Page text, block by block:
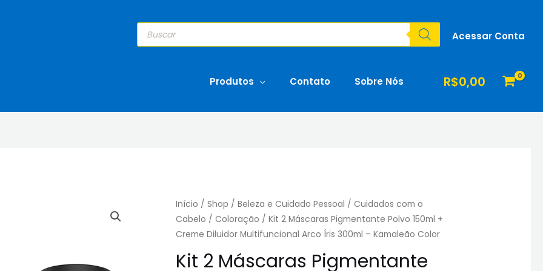
Pesquisar
produtos Acessar Conta
Produtos Contato Sobre Nós R$0,00
Início /Shop /Beleza e Cuidado Pessoal /Cuidados com o
Cabelo /Coloração / Kit 2 Máscaras Pigmentante Polvo 150ml +
Creme Diluidor Multifuncional Arco Íris 300ml – Kamaleão Color
Kit 2 Máscaras Pigmentante